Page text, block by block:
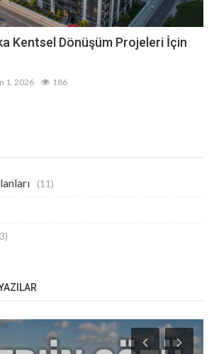
Kentsel Dönüşüm Projeleri İçin
1, 2026 186
(11)